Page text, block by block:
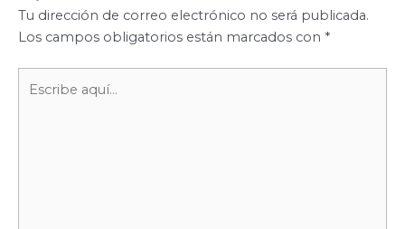
Tu dirección de correo electrónico no será publicada.
Los campos obligatorios están marcados con *
aquí...